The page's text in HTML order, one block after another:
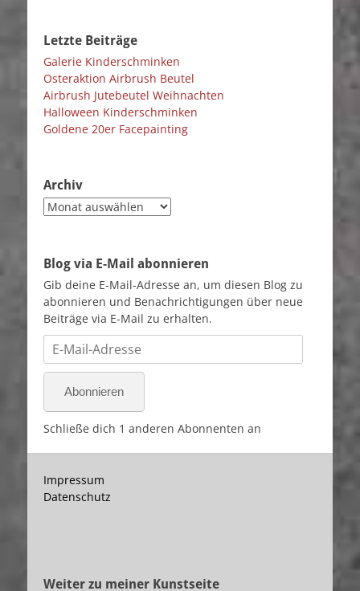
Letzte Beiträge
Galerie Kinderschminken
Osteraktion Airbrush Beutel
Airbrush Jutebeutel Weihnachten
Halloween Kinderschminken
Goldene 20er Facepainting
Archiv
Archiv
Blog via E-Mail abonnieren
Gib deine E-Mail-Adresse an, um diesen Blog zu
abonnieren und Benachrichtigungen über neue
Beiträge via E-Mail zu erhalten.
Mail-
Adresse
Abonnieren
Schließe dich 1 anderen Abonnenten an
Impressum
Datenschutz
Weiter zu meiner Kunstseite